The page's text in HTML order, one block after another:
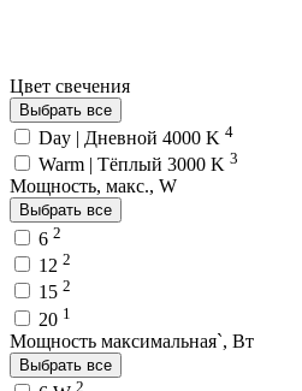
Цвет свечения
Выбрать все
Day | Дневной 4000 K 4
Warm | Тёплый 3000 K 3
Мощность, макс., W
Выбрать все
6 2
12 2
15 2
20 1
Мощность максимальная`, Вт
Выбрать все
2